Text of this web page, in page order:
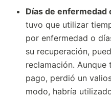
Días de enfermedad
tuvo que utilizar
por enfermedad o
su recuperación,
reclamación.
pago, perdió un
modo, habría